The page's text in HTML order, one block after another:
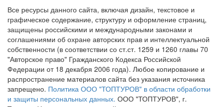
Все ресурсы данного сайта, включая дизайн, текстовое и
графическое содержание, структуру и оформление страниц,
защищены российскими и международными законами и
соглашениями об охране авторских прав и интеллектуальной
собственности (в соответствии со ст.ст. 1259 и 1260 главы 70
"Авторское право" Гражданского Кодекса Российской
Федерации от 18 декабря 2006 года). Любое копирование и
распространение материалов сайта без указания источника
запрещено. Политика ООО "ТОПТУРОВ" в области обработки
и защиты персональных данных. ООО "ТОПТУРОВ", г.